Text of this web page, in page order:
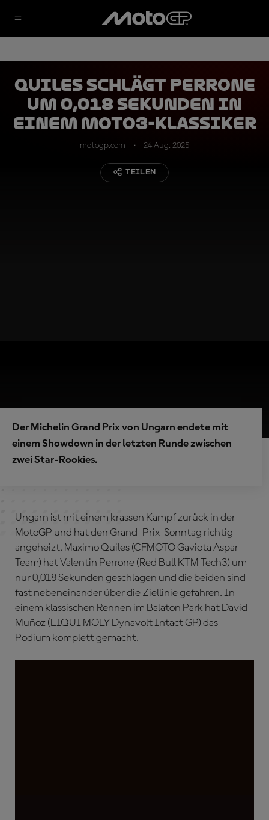
Quiles schlägt Perrone
um 0,018 Sekunden in
einem Moto3-Klassiker
motogp.com 24 Aug. 2025
TEILEN
Der Michelin Grand Prix von Ungarn endete mit
einem Showdown in der letzten Runde zwischen
zwei Star-Rookies.
Ungarn ist mit einem krassen Kampf zurück in der
MotoGP und hat den Grand-Prix-Sonntag richtig
angeheizt. Maximo Quiles (CFMOTO Gaviota Aspar
Team) hat Valentin Perrone (Red Bull KTM Tech3) um
nur 0,018 Sekunden geschlagen und die beiden sind
fast nebeneinander über die Ziellinie gefahren. In
einem klassischen Rennen im Balaton Park hat David
Muñoz (LIQUI MOLY Dynavolt Intact GP) das
Podium komplett gemacht.